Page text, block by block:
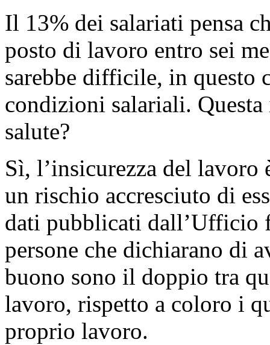
Il 13% dei salariati pensa
posto di lavoro entro sei
sarebbe difficile, in questo
condizioni salariali.
salute?
Sì, l’insicurezza del lavoro
un rischio accresciuto di
dati pubblicati dall’Ufficio
persone che dichiarano di
buono sono il doppio tra
lavoro, rispetto a coloro i
proprio lavoro.